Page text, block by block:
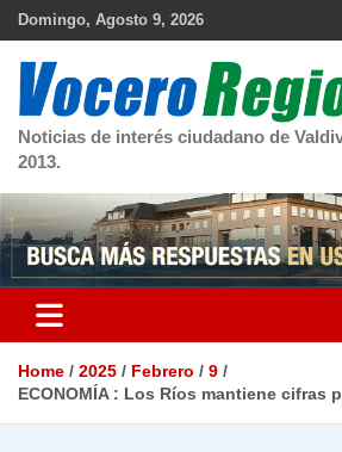
Skip
Domingo, Agosto 9, 2026
Noticias de interés ciudadano de
2013.
Home 2025 Febrero
9
ECONOMÍA : Los Ríos mantiene cifras